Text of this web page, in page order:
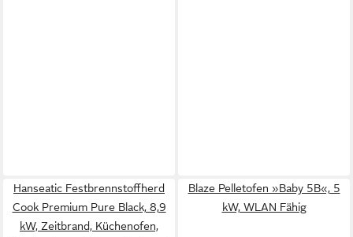
Hanseatic Festbrennstoffherd
Cook Premium Pure Black, 8,9
kW, Zeitbrand, Küchenofen,
Blaze Pelletofen »Baby 5B«, 5
kW, WLAN Fähig